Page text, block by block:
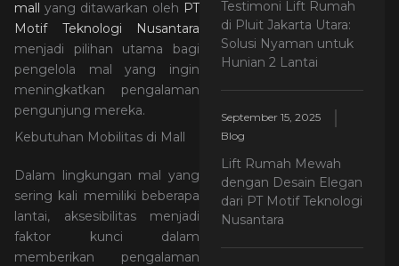
mall yang ditawarkan oleh PT
Motif Teknologi Nusantara
menjadi pilihan utama bagi
pengelola mal yang ingin
meningkatkan pengalaman
pengunjung mereka.
Kebutuhan Mobilitas di Mall
Dalam lingkungan mal yang
sering kali memiliki beberapa
lantai, aksesibilitas menjadi
faktor kunci dalam
memberikan pengalaman
Testimoni Lift Rumah
di Pluit Jakarta Utara:
Solusi Nyaman untuk
Hunian 2 Lantai
Lift Rumah Mewah
dengan Desain Elegan
dari PT Motif Teknologi
Nusantara
September 15, 2025
Blog